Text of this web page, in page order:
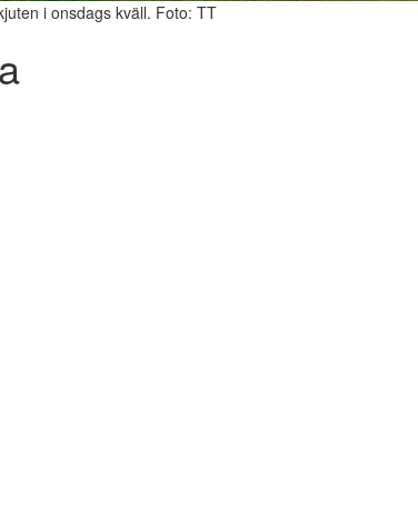
i onsdags kväll. Foto: TT